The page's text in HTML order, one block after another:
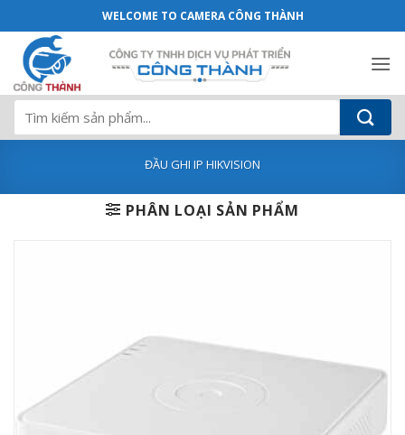
qua
dung
Đầu ghi HikVision DS-7104NI-Q1 -
WELCOME TO CAMERA CÔNG THÀNH
Tìm
kiếm:
ĐẦU GHI IP HIKVISION
PHÂN LOẠI SẢN PHẨM